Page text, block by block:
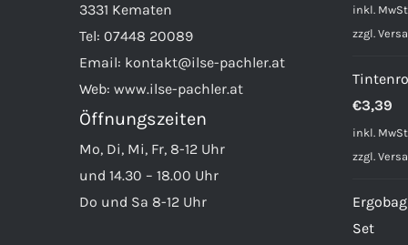
3331 Kematen
Tel: 07448 20089
Email: kontakt@ilse-pachler.at
Web: www.ilse-pachler.at
Öffnungszeiten
Mo, Di, Mi, Fr, 8-12 Uhr
und 14.30 – 18.00 Uhr
Do und Sa 8-12 Uhr
inkl.
zzgl.
€3,39
inkl.
zzgl.
Set